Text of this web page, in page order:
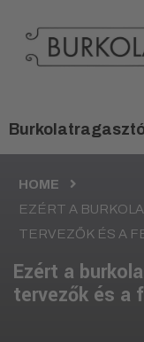
HOME
EZÉRT A
TERVEZŐK ÉS A
Ezért a
tervezők és a